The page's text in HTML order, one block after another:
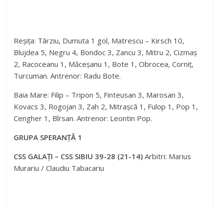
Reșița: Târziu, Dumuta 1 gol, Matrescu – Kirsch 10,
Blujdea 5, Negru 4, Bondoc 3, Zancu 3, Mitru 2, Cizmaș
2, Racoceanu 1, Măceșanu 1, Bote 1, Obrocea, Corniț,
Turcuman. Antrenor: Radu Bote.
Baia Mare: Filip – Tripon 5, Finteusan 3, Marosan 3,
Kovacs 3, Rogojan 3, Zah 2, Mitrașcă 1, Fulop 1, Pop 1,
Cengher 1, Bîrsan. Antrenor: Leontin Pop.
GRUPA SPERANȚĂ 1
CSS GALAȚI – CSS SIBIU 39-28 (21-14) Arbitri: Marius
Murariu / Claudiu Tabacariu